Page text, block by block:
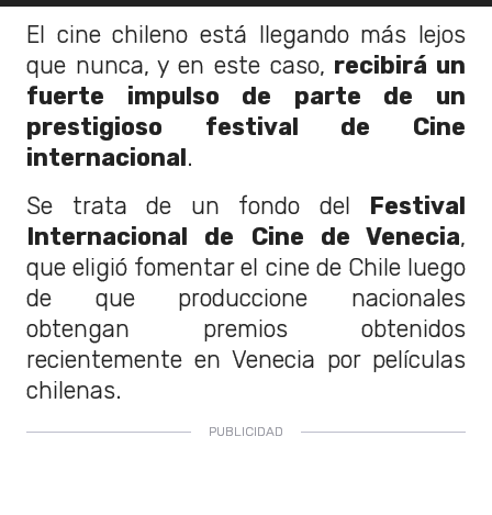
El cine chileno está llegando más lejos
que nunca, y en este caso, recibirá un
fuerte impulso de parte de un
prestigioso festival de Cine
internacional.
Se trata de un fondo del Festival
Internacional de Cine de Venecia,
que eligió fomentar el cine de Chile luego
de que produccione nacionales
obtengan premios obtenidos
recientemente en Venecia por películas
chilenas.